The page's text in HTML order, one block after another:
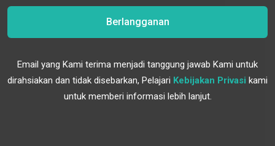
Berlangganan
Email yang Kami terima menjadi tanggung jawab Kami untuk
dirahsiakan dan tidak disebarkan, Pelajari Kebijakan Privasi kami
untuk memberi informasi lebih lanjut.